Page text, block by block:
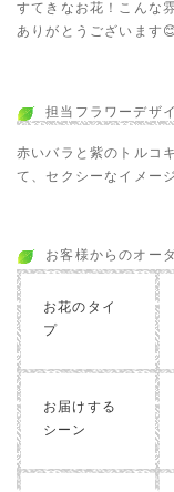
すてきなお花！こんな
ありがとうございます
担当フラワーデザ
赤いバラと紫のトルコ
て、セクシーなイメー
お客様からのオー
お花のタイ
プ
お届けする
シーン